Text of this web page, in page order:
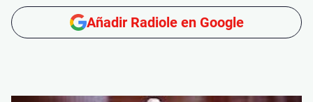
Añadir Radiole en Google